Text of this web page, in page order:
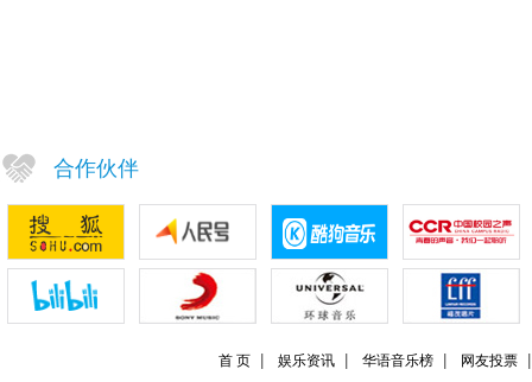
合作伙伴
首 页 娱乐资讯 华语音乐榜 网友投票